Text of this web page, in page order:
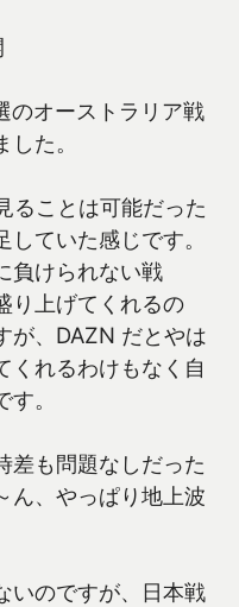
のオーストラリア戦
た。
ることは可能だった
ていた感じです。
負けられない戦
り上げてくれるの
が、DAZN だとやは
くれるわけもなく自
。
差も問題なしだった
ん、やっぱり地上波
いのですが、日本戦